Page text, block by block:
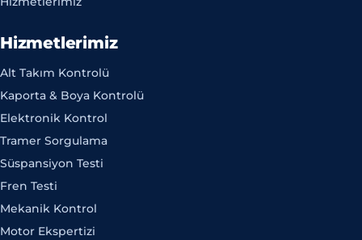
Hizmetlerimiz
Alt Takım Kontrolü
Kaporta & Boya Kontrolü
Elektronik Kontrol
Tramer Sorgulama
Süspansiyon Testi
Fren Testi
Mekanik Kontrol
Motor Ekspertizi